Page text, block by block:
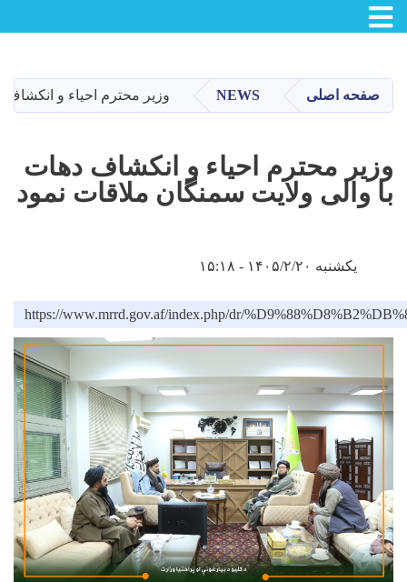
main
content
صفحه اصلی NEWS وزیر محترم احیاء و انکشاف
وزیر محترم احیاء و انکشاف دهات
با والی ولایت سمنگان ملاقات نمود
یکشنبه ۱۴۰۵/۲/۲۰ - ۱۵:۱۸
https://www.mrrd.gov.af/index.php/dr/